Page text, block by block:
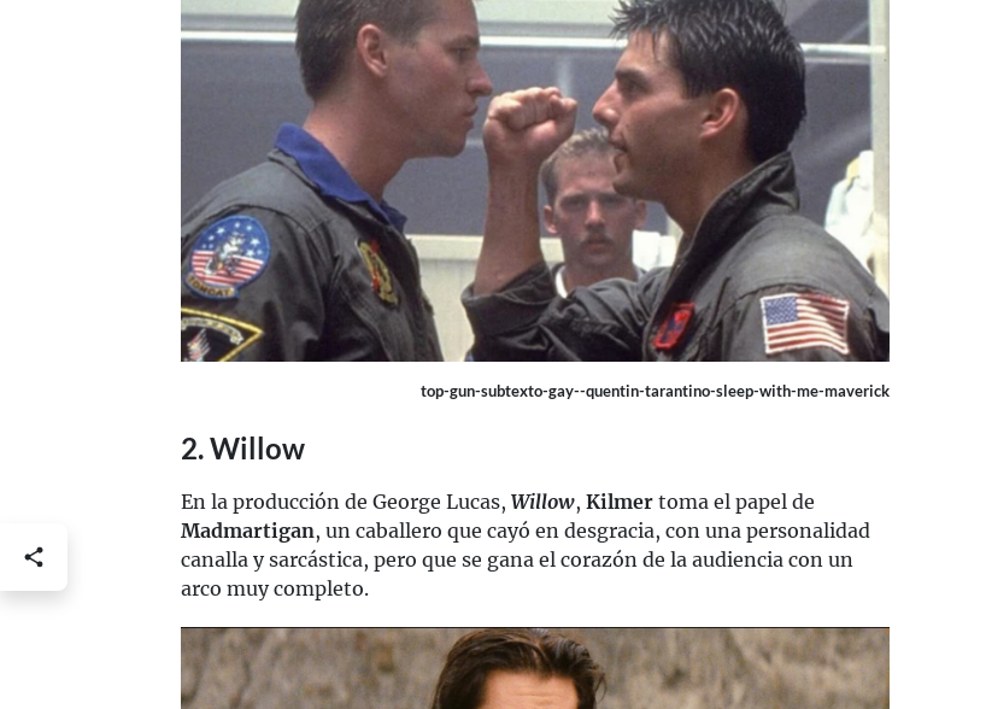
top-gun-subtexto-gay--quentin-tarantino-sleep-with-me-maverick
2. Willow
En la producción de George Lucas, Willow, Kilmer toma el papel de
Madmartigan, un caballero que cayó en desgracia, con una personalidad
canalla y sarcástica, pero que se gana el corazón de la audiencia con un
arco muy completo.